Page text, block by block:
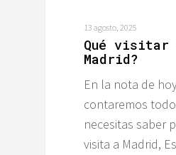
13 agosto, 2025
Qué visitar
Madrid?
En la nota de
contaremos
necesitas saber
visita a Madrid,